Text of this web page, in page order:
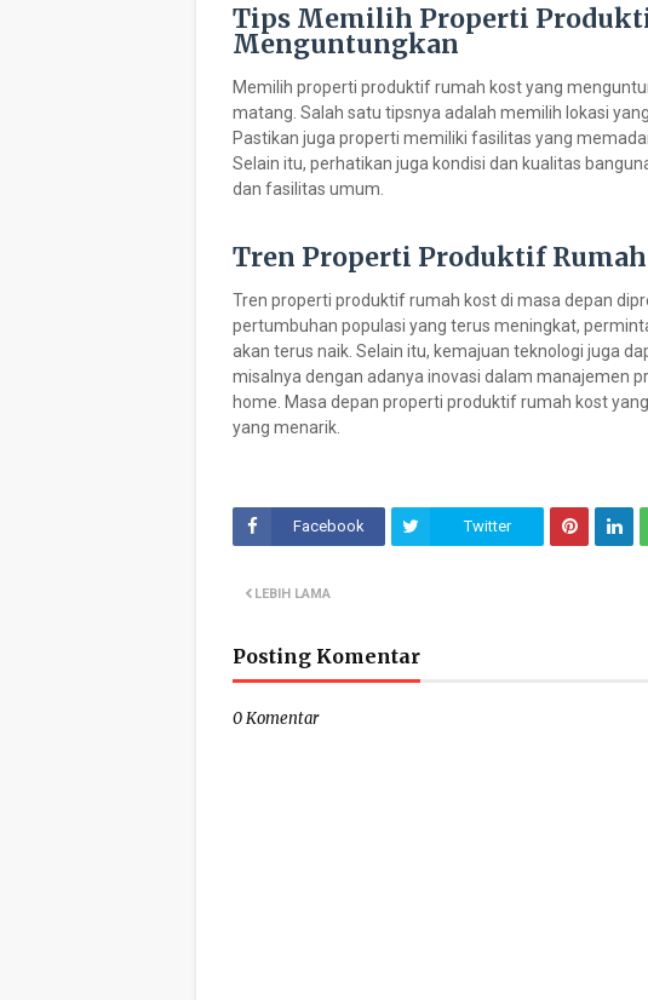
Tips Memilih Properti
Menguntungkan
Memilih properti produktif rumah kost yang
matang. Salah satu tipsnya adalah memilih lokasi
Pastikan juga properti memiliki fasilitas yang
Selain itu, perhatikan juga kondisi dan kualitas
dan fasilitas umum.
Tren Properti Produktif Rumah
Tren properti produktif rumah kost di masa depan
pertumbuhan populasi yang terus meningkat,
akan terus naik. Selain itu, kemajuan teknologi juga
misalnya dengan adanya inovasi dalam manajemen
home. Masa depan properti produktif rumah kost
yang menarik.
Facebook Twitter
LEBIH LAMA
Posting Komentar
0 Komentar